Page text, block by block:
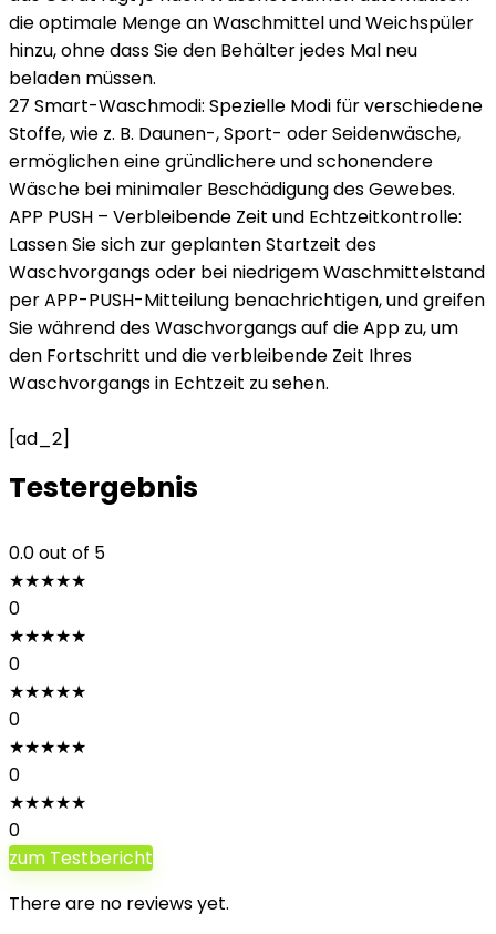
die optimale Menge an Waschmittel und Weichspüler
hinzu, ohne dass Sie den Behälter jedes Mal neu
beladen müssen.
27 Smart-Waschmodi: Spezielle Modi für verschiedene
Stoffe, wie z. B. Daunen-, Sport- oder Seidenwäsche,
ermöglichen eine gründlichere und schonendere
Wäsche bei minimaler Beschädigung des Gewebes.
APP PUSH – Verbleibende Zeit und Echtzeitkontrolle:
Lassen Sie sich zur geplanten Startzeit des
Waschvorgangs oder bei niedrigem Waschmittelstand
per APP-PUSH-Mitteilung benachrichtigen, und greifen
Sie während des Waschvorgangs auf die App zu, um
den Fortschritt und die verbleibende Zeit Ihres
Waschvorgangs in Echtzeit zu sehen.
[ad_2]
Testergebnis
0.0out of 5
★★★★★
0
★★★★★
0
★★★★★
0
★★★★★
0
★★★★★
0
zum Testbericht
There are no reviews yet.